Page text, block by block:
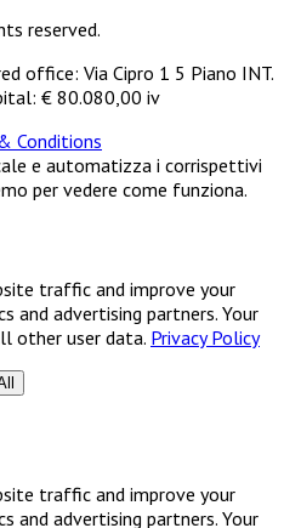
reserved.
office: Via Cipro 1 5 Piano INT.
€ 80.080,00 iv
Conditions
e automatizza i corrispettivi
per vedere come funziona.
traffic and improve your
and advertising partners. Your
other user data. Privacy Policy
traffic and improve your
and advertising partners. Your